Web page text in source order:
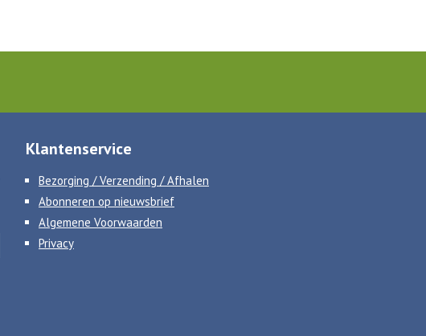
Klantenservice
Bezorging / Verzending / Afhalen
Abonneren op nieuwsbrief
Algemene Voorwaarden
Privacy